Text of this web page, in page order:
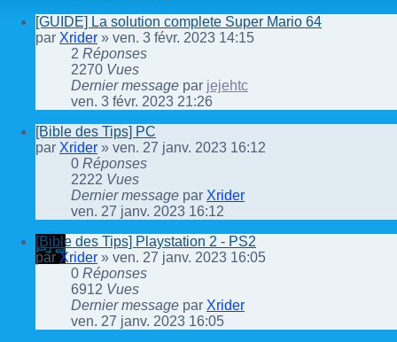
[GUIDE] La solution complete Super Mario 64
par Xrider » ven. 3 févr. 2023 14:15
2 Réponses
2270 Vues
Dernier message par jejehtc
ven. 3 févr. 2023 21:26
[Bible des Tips] PC
par Xrider » ven. 27 janv. 2023 16:12
0 Réponses
2222 Vues
Dernier message par Xrider
ven. 27 janv. 2023 16:12
[Bible des Tips] Playstation 2 - PS2
parXrider » ven. 27 janv. 2023 16:05
0 Réponses
6912 Vues
Dernier message par Xrider
ven. 27 janv. 2023 16:05